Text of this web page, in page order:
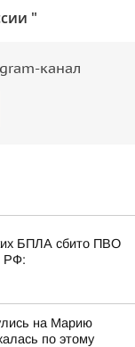
"
канал
БПЛА сбито ПВО
РФ:
на Марию
по этому